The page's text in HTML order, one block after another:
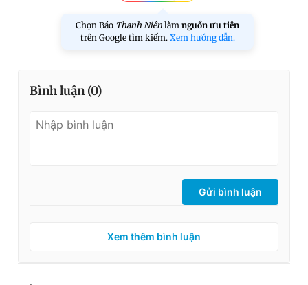
Chọn Báo Thanh Niên làm nguồn ưu tiên
trên Google tìm kiếm. Xem hướng dẫn.
Bình luận (0)
Gửi bình luận
Xem thêm bình luận